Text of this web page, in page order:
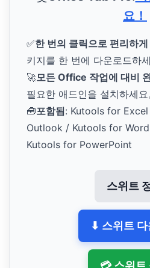
요！
✅한 번의 클릭으로 편리하게
키지를 한 번에 다운로드하세
🚀모든 Office 작업에 대비
필요한 애드인을 설치하세요
🧰포함됨: Kutools for
Outlook / Kutools for
Kutools for PowerPoint
스위트
⬇ 스위트
💳 스위트